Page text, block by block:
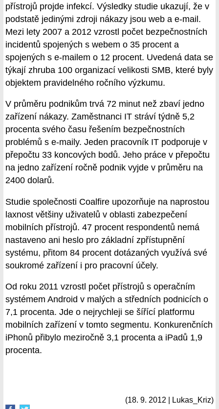
přístrojů projde infekcí. Výsledky studie ukazují, že v
podstatě jedinými zdroji nákazy jsou web a e-mail.
Mezi lety 2007 a 2012 vzrostl počet bezpečnostních
incidentů spojených s webem o 35 procent a
spojených s e-mailem o 12 procent. Uvedená data se
týkají zhruba 100 organizací velikosti SMB, které byly
objektem pravidelného ročního výzkumu.
V průměru podnikům trvá 72 minut než zbaví jedno
zařízení nákazy. Zaměstnanci IT stráví týdně 5,2
procenta svého času řešením bezpečnostních
problémů s e-maily. Jeden pracovník IT podporuje v
přepočtu 33 koncových bodů. Jeho práce v přepočtu
na jedno zařízení ročně podnik vyjde v průměru na
2400 dolarů.
Studie společnosti Coalfire upozorňuje na naprostou
laxnost většiny uživatelů v oblasti zabezpečení
mobilních přístrojů. 47 procent respondentů nemá
nastaveno ani heslo pro základní zpřístupnění
systému, přitom 84 procent dotázaných využívá své
soukromé zařízení i pro pracovní účely.
Od roku 2011 vzrostl počet přístrojů s operačním
systémem Android v malých a středních podnicích o
7,1 procenta. Jde o nejrychleji se šířící platformu
mobilních zařízení v tomto segmentu. Konkurenčních
iPhonů přibylo meziročně 3,1 procenta a iPadů 1,9
procenta.
(18. 9. 2012 | Lukas_Kriz)